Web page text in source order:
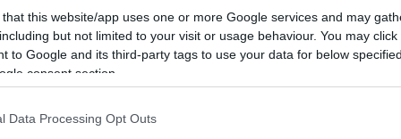
that this website/app uses one or more Google services and may
but not limited to your visit or usage behaviour. You may
to Google and its third-party tags to use your data for below
consent section.
Data Processing Opt Outs